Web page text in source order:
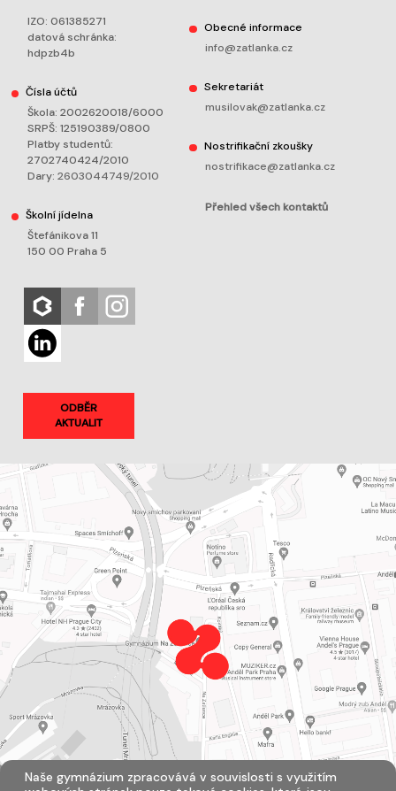
IZO: 061385271
datová schránka:
hdpzb4b
Čísla účtů
Škola: 2002620018/6000
SRPŠ: 125190389/0800
Platby studentů:
2702740424/2010
Dary: 2603044749/2010
Školní jídelna
Štefánikova 11
150 00 Praha 5
ODBĚR
AKTUALIT
Obecné informace
info@zatlanka.cz
Sekretariát
musilovak@zatlanka.cz
Nostrifikační zkoušky
nostrifikace@zatlanka.cz
Přehled všech kontaktů
Naše gymnázium zpracovává v souvislosti s využitím